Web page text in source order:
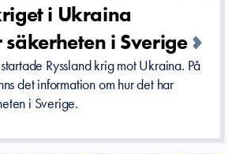
i Ukraina
i Sverige
Ryssland krig mot Ukraina. På
det information om hur det har
i Sverige.